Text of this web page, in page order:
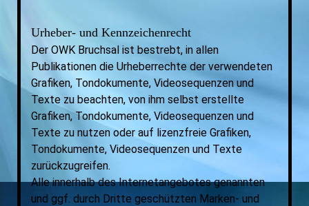
Urheber- und Kennzeichenrecht
Der OWK Bruchsal ist bestrebt, in allen
Publikationen die Urheberrechte der verwendeten
Grafiken, Tondokumente, Videosequenzen und
Texte zu beachten, von ihm selbst erstellte
Grafiken, Tondokumente, Videosequenzen und
Texte zu nutzen oder auf lizenzfreie Grafiken,
Tondokumente, Videosequenzen und Texte
zurückzugreifen.
Alle innerhalb des Internetangebotes genannten
und ggf. durch Dritte geschützten Marken- und